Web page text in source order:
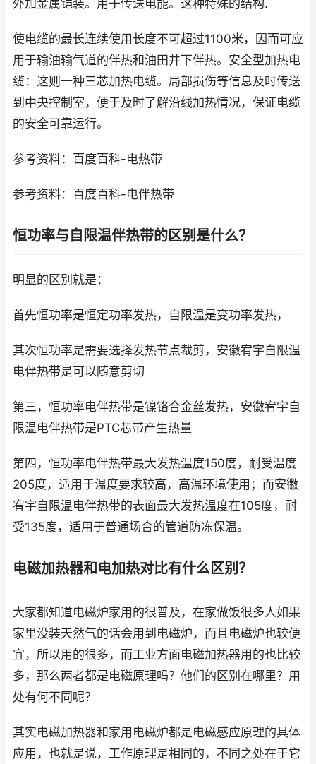
外加金属铠装。用于传送电能。这种特殊的结构.
使电缆的最长连续使用长度不可超过1100米，因而可应
用于输油输气道的伴热和油田井下伴热。安全型加热电
缆：这则一种三芯加热电缆。局部损伤等信息及时传送
到中央控制室，便于及时了解沿线加热情况，保证电缆
的安全可靠运行。
参考资料：百度百科-电热带
参考资料：百度百科-电伴热带
恒功率与自限温伴热带的区别是什么？
明显的区别就是：
首先恒功率是恒定功率发热，自限温是变功率发热，
其次恒功率是需要选择发热节点裁剪，安徽宥宇自限温
电伴热带是可以随意剪切
第三，恒功率电伴热带是镍铬合金丝发热，安徽宥宇自
限温电伴热带是PTC芯带产生热量
第四，恒功率电伴热带最大发热温度150度，耐受温度
205度，适用于温度要求较高，高温环境使用；而安徽
宥宇自限温电伴热带的表面最大发热温度在105度，耐
受135度，适用于普通场合的管道防冻保温。
电磁加热器和电加热对比有什么区别？
大家都知道电磁炉家用的很普及，在家做饭很多人如果
家里没装天然气的话会用到电磁炉，而且电磁炉也较便
宜，所以用的很多，而工业方面电磁加热器用的也比较
多，那么两者都是电磁原理吗？他们的区别在哪里？用
处有何不同呢？
其实电磁加热器和家用电磁炉都是电磁感应原理的具体
应用，也就是说，工作原理是相同的，不同之处在于它